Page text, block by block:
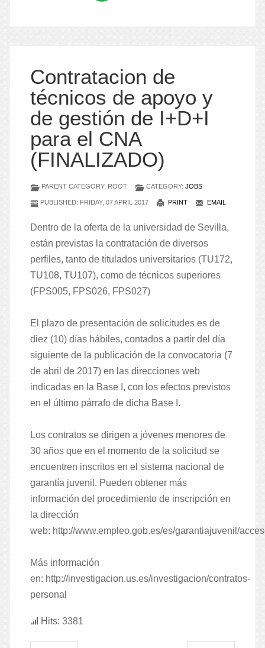
Contratacion de
técnicos de apoyo y
de gestión de I+D+I
para el CNA
(FINALIZADO)
PARENT CATEGORY: ROOT CATEGORY: JOBS
PUBLISHED: FRIDAY, 07 APRIL 2017 PRINT EMAIL
Dentro de la oferta de la universidad de Sevilla,
están previstas la contratación de diversos
perfiles, tanto de titulados universitarios (TU172,
TU108, TU107), como de técnicos superiores
(FPS005, FPS026, FPS027)
El plazo de presentación de solicitudes es de
diez (10) días hábiles, contados a partir del día
siguiente de la publicación de la convocatoria (7
de abril de 2017) en las direcciones web
indicadas en la Base I, con los efectos previstos
en el último párrafo de dicha Base I.
Los contratos se dirigen a jóvenes menores de
30 años que en el momento de la solicitud se
encuentren inscritos en el sistema nacional de
garantía juvenil. Pueden obtener más
información del procedimiento de inscripción en
la dirección
web: http://www.empleo.gob.es/es/garantiajuvenil/
Más información
en: http://investigacion.us.es/investigacion/contratos-
personal
Hits: 3381